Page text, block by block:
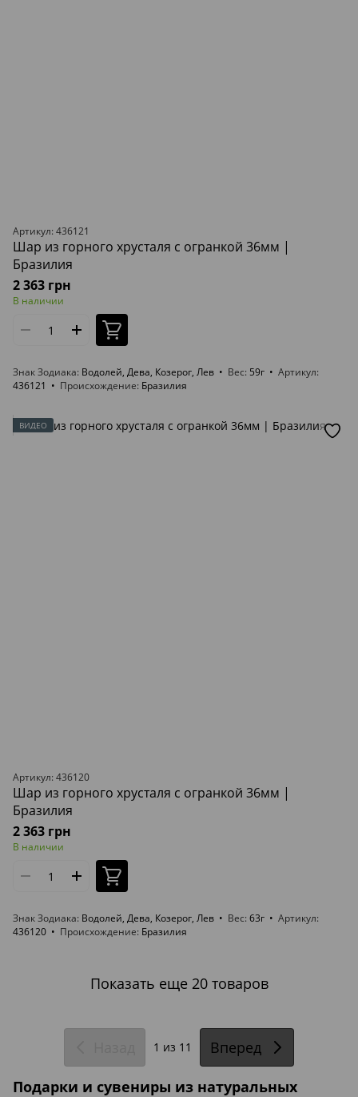
Артикул: 436121
Шар из горного хрусталя с огранкой 36мм |
Бразилия
2 363 грн
В наличии
Знак Зодиака Водолей, Дева, Козерог, Лев Вес 59г
Артикул
436121
Происхождение Бразилия
ВИДЕО
Артикул: 436120
Шар из горного хрусталя с огранкой 36мм |
Бразилия
2 363 грн
В наличии
Знак Зодиака Водолей, Дева, Козерог, Лев Вес 63г
Артикул
436120
Происхождение Бразилия
Показать еще 20 товаров
1 из 11 Вперед
Подарки и сувениры из натуральных